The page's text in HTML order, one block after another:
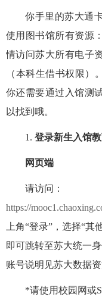
你手里的苏大通
使用图书馆所有资源
情访问苏大所有电子
（本科生借书权限
你还需要通过入馆测
以找到哦。
1. 登录新生入馆
网页端
请访问：
https://
上角“登录”，选择“其
即可跳转至苏大统一
账号说明见苏大数据
*请使用校园网或